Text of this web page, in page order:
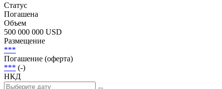
Статус
Погашена
Объем
500 000 000 USD
Размещение
***
Погашение (оферта)
*** (-)
НКД